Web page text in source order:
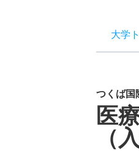
大学
つくば国
医
（